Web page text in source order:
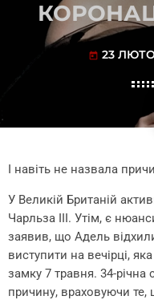
today 23
І навіть не назвала
У Великій Британій
Чарльза ІІІ. Утім, є
заявив, що Адель
виступити на вечірці,
замку 7 травня. 34-річна
причину, враховуючи те,